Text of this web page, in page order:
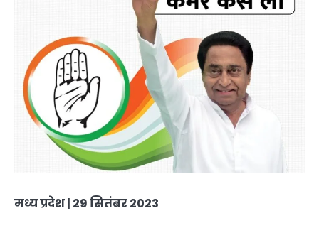
मध्य प्रदेश | 29 सितंबर 2023